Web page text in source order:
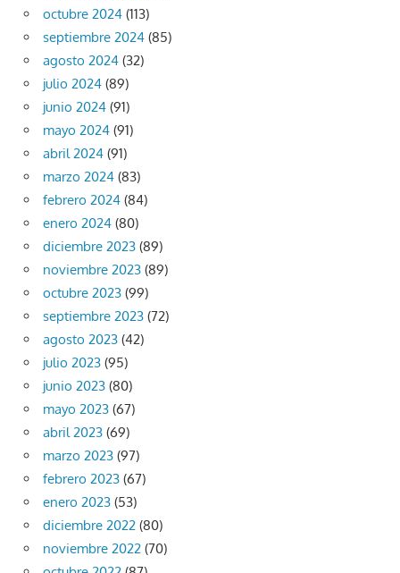
octubre 2024 (113)
septiembre 2024 (85)
agosto 2024 (32)
julio 2024 (89)
junio 2024 (91)
mayo 2024 (91)
abril 2024 (91)
marzo 2024 (83)
febrero 2024 (84)
enero 2024 (80)
diciembre 2023 (89)
noviembre 2023 (89)
octubre 2023 (99)
septiembre 2023 (72)
agosto 2023 (42)
julio 2023 (95)
junio 2023 (80)
mayo 2023 (67)
abril 2023 (69)
marzo 2023 (97)
febrero 2023 (67)
enero 2023 (53)
diciembre 2022 (80)
noviembre 2022 (70)